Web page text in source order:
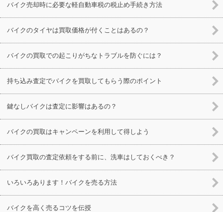
バイク売却時に必要な軽自動車税の税止め手続き方法
バイクのタイヤは買取価格が付くことはあるの？
バイクの買取での起こりがちなトラブルを防ぐには？
持ち込み査定でバイクを買取してもらう際のポイント
鍵なしバイクは査定に影響はあるの？
バイクの買取はキャンペーンを利用して得しよう
バイク買取の査定依頼をする前に、洗車はしておくべき？
いろいろあります！バイクを売る方法
バイクを高く売るコツを伝授